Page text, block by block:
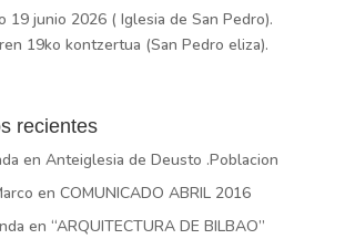
19 junio 2026 ( Iglesia de San Pedro).
19ko kontzertua (San Pedro eliza).
recientes
en Anteiglesia de Deusto .Poblacion
en COMUNICADO ABRIL 2016
en “ARQUITECTURA DE BILBAO”